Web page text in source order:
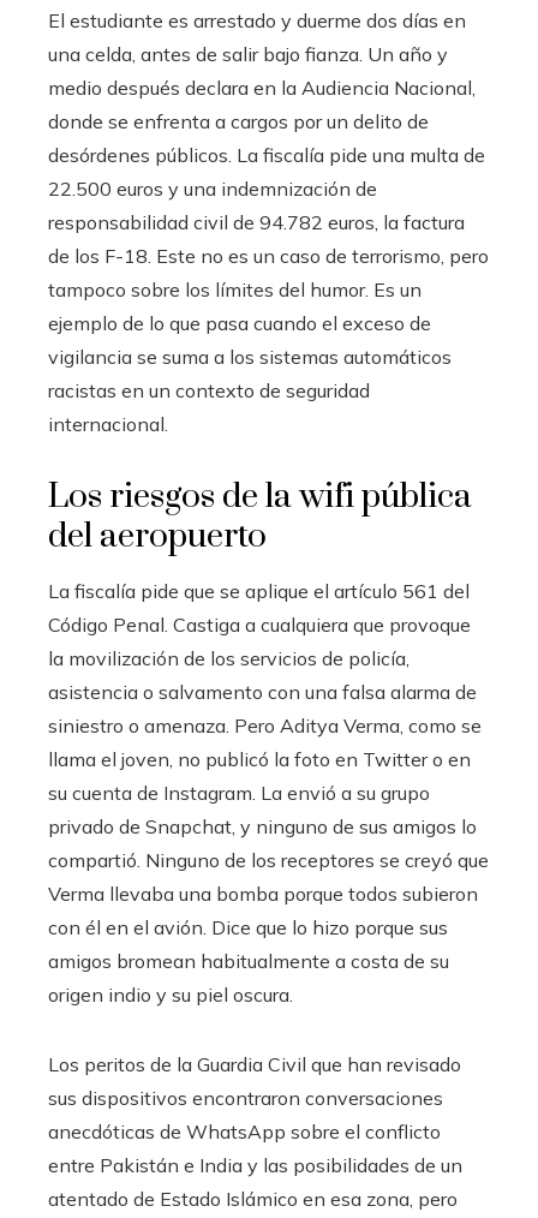
El estudiante es arrestado y duerme dos días en
una celda, antes de salir bajo fianza. Un año y
medio después declara en la Audiencia Nacional,
donde se enfrenta a cargos por un delito de
desórdenes públicos. La fiscalía pide una multa de
22.500 euros y una indemnización de
responsabilidad civil de 94.782 euros, la factura
de los F-18. Este no es un caso de terrorismo, pero
tampoco sobre los límites del humor. Es un
ejemplo de lo que pasa cuando el exceso de
vigilancia se suma a los sistemas automáticos
racistas en un contexto de seguridad
internacional.
Los riesgos de la wifi pública
del aeropuerto
La fiscalía pide que se aplique el artículo 561 del
Código Penal. Castiga a cualquiera que provoque
la movilización de los servicios de policía,
asistencia o salvamento con una falsa alarma de
siniestro o amenaza. Pero Aditya Verma, como se
llama el joven, no publicó la foto en Twitter o en
su cuenta de Instagram. La envió a su grupo
privado de Snapchat, y ninguno de sus amigos lo
compartió. Ninguno de los receptores se creyó que
Verma llevaba una bomba porque todos subieron
con él en el avión. Dice que lo hizo porque sus
amigos bromean habitualmente a costa de su
origen indio y su piel oscura.
Los peritos de la Guardia Civil que han revisado
sus dispositivos encontraron conversaciones
anecdóticas de WhatsApp sobre el conflicto
entre Pakistán e India y las posibilidades de un
atentado de Estado Islámico en esa zona, pero